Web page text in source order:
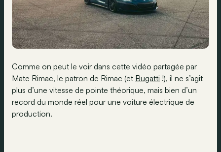
Comme on peut le voir dans cette vidéo partagée par
Mate Rimac, le patron de Rimac (et Bugatti !), il ne s’agit
plus d’une vitesse de pointe théorique, mais bien d’un
record du monde réel pour une voiture électrique de
production.